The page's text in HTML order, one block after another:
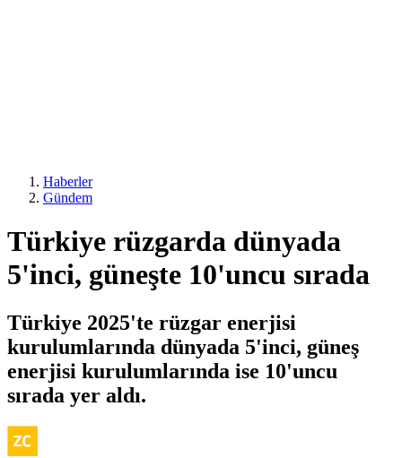
Haberler
Gündem
Türkiye rüzgarda dünyada
5'inci, güneşte 10'uncu sırada
Türkiye 2025'te rüzgar enerjisi
kurulumlarında dünyada 5'inci, güneş
enerjisi kurulumlarında ise 10'uncu
sırada yer aldı.